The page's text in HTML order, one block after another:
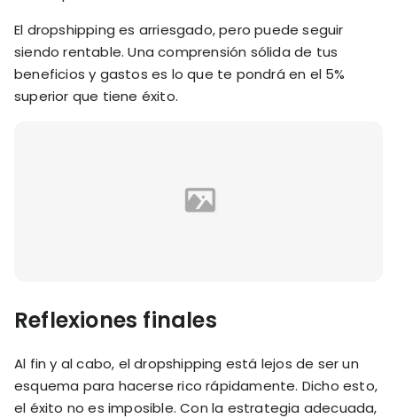
El dropshipping es arriesgado, pero puede seguir
siendo rentable. Una comprensión sólida de tus
beneficios y gastos es lo que te pondrá en el 5%
superior que tiene éxito.
Reflexiones finales
Al fin y al cabo, el dropshipping está lejos de ser un
esquema para hacerse rico rápidamente. Dicho esto,
el éxito no es imposible. Con la estrategia adecuada,